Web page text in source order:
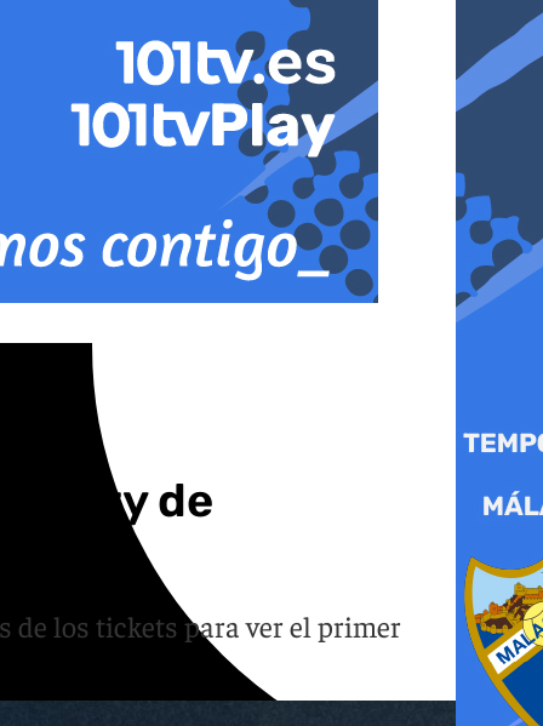
City de
de los tickets para ver el primer